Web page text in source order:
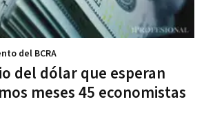
del dólar que esperan
meses 45 economistas
del BCRA